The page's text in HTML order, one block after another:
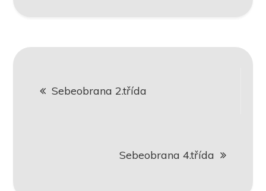
proSebeobrana 2.třída
Sebeobrana 4.třída